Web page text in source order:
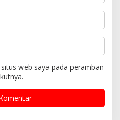
web saya pada peramban